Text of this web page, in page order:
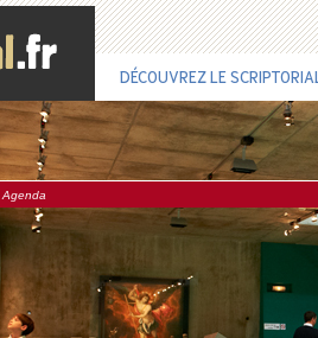
DÉCOUVREZ LE
Agenda